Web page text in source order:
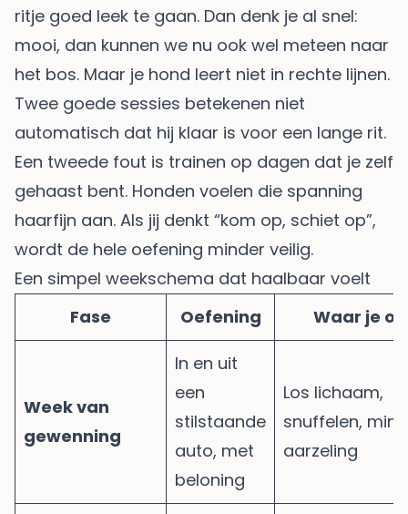
ritje goed leek te gaan. Dan denk je al snel:
mooi, dan kunnen we nu ook wel meteen naar
het bos. Maar je hond leert niet in rechte lijnen.
Twee goede sessies betekenen niet
automatisch dat hij klaar is voor een lange rit.
Een tweede fout is trainen op dagen dat je zelf
gehaast bent. Honden voelen die spanning
haarfijn aan. Als jij denkt “kom op, schiet op”,
wordt de hele oefening minder veilig.
Een simpel weekschema dat haalbaar voelt
Fase
Oefening Waar je
Week van
gewenning
In en uit
een
stilstaande
auto, met
beloning
Los lichaam,
snuffelen,
aarzeling